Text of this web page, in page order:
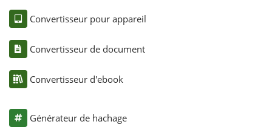
Convertisseur pour appareil
Convertisseur de document
Convertisseur d'ebook
Générateur de hachage